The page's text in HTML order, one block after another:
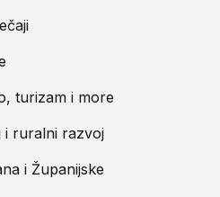
turizam i more
i ruralni razvoj
i Županijske